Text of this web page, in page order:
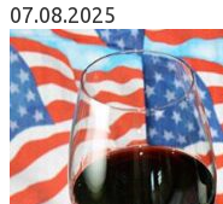
07.08.2025